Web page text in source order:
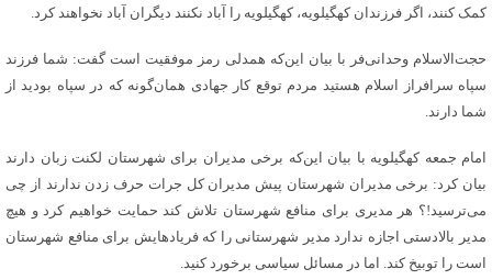
کمک کنند، اگر فرزندان کهگیلویه، کهگیلویه را آباد نکنند دیگران آباد نخواهند کرد.
حجت‌الاسلام وحدانی‌فر با بیان این‌که همدلی رمز موفقیت است گفت: شما فرزند
سپاه سرافراز اسلام هستید مردم توقع کار جهادی همان‌گونه که در سپاه بودید از
شما دارند.
امام جمعه کهگیلویه با بیان این‌که برخی مدیران برای شهرستان لکنت زبان دارند
بیان کرد: برخی مدیران شهرستان پیش مدیران کل جرات حرف زدن ندارند از چی
می‌ترسید!؟ هر مدیری برای منافع شهرستان تلاش کند حمایت خواهیم کرد و هیچ
مدیر بالادستی اجازه ندارد مدیر شهرستانی را که فریادهایش برای منافع شهرستان
است را توبیخ کند. اما در مسائل سیاسی برخورد کنید.